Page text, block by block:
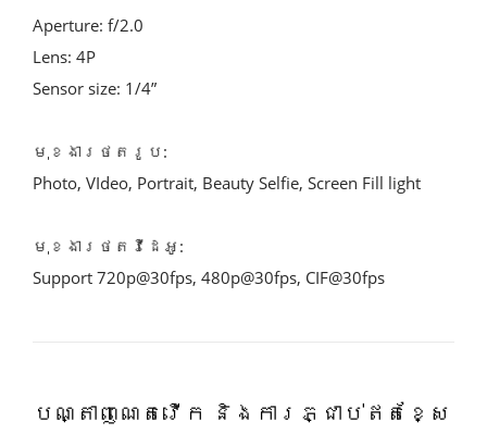
Aperture: f/2.0
Lens: 4P
Sensor size: 1/4”
មុខងារថតរូប:
Photo, VIdeo, Portrait, Beauty Selfie, Screen Fill light
មុខងារថតវីដេអូ:
Support 720p@30fps, 480p@30fps, CIF@30fps
បណ្តាញណេតវើក និងការភ្ជាប់ឥតខ្សែ